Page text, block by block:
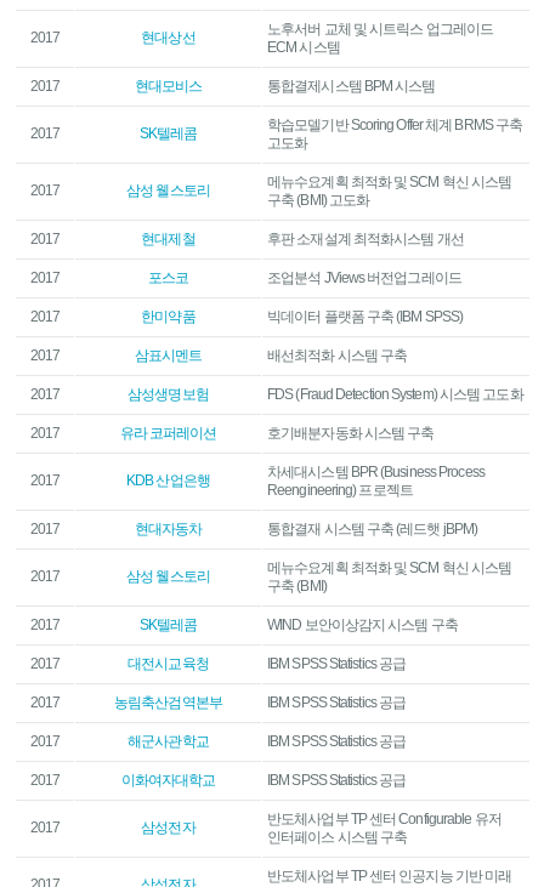
2017 현대상선
노후서버 교체 및 시트릭스 업그레이드
ECM 시스템
2017 현대모비스 통합결제시스템 BPM 시스템
2017 SK텔레콤
학습모델기반 Scoring Offer 체계 BRMS 구축
고도화
2017 삼성 웰스토리
메뉴수요계획 최적화 및 SCM 혁신 시스템
구축 (BMI) 고도화
2017 현대제철 후판 소재설계 최적화시스템 개선
2017 포스코 조업분석 JViews 버전업그레이드
2017 한미약품 빅데이터 플랫폼 구축 (IBM SPSS)
2017 삼표시멘트 배선최적화 시스템 구축
2017 삼성생명보험 FDS (Fraud Detection System) 시스템 고도화
2017 유라 코퍼레이션 호기배분자동화 시스템 구축
2017 KDB 산업은행
차세대시스템 BPR (Business Process
Reengineering) 프로젝트
2017 현대자동차 통합결재 시스템 구축 (레드햇 jBPM)
2017 삼성 웰스토리
메뉴수요계획 최적화 및 SCM 혁신 시스템
구축 (BMI)
2017 SK텔레콤 WIND 보안이상감지 시스템 구축
2017 대전시교육청 IBM SPSS Statistics 공급
2017 농림축산검역본부 IBM SPSS Statistics 공급
2017 해군사관학교 IBM SPSS Statistics 공급
2017 이화여자대학교 IBM SPSS Statistics 공급
2017 삼성전자
반도체사업부 TP 센터 Configurable 유저
인터페이스 시스템 구축
반도체사업부 TP 센터 인공지능 기반 미래